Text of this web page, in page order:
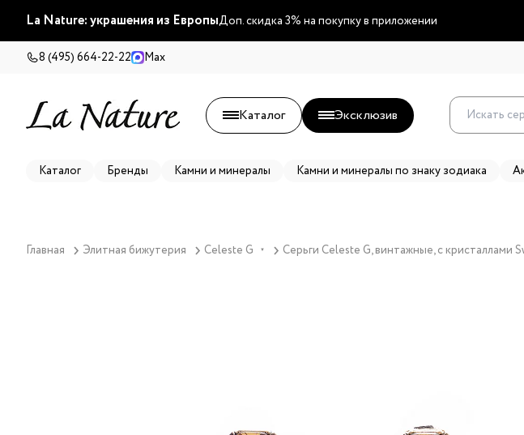
La Nature: украшения из ЕвропыДоп. скидка 3% на покупку в приложении
8 (495) 664-22-22 Max
Каталог Эксклюзив
Каталог Бренды Камни и минералы Камни и минералы по знаку зодиака
Главная Элитная бижутерия Celeste G ▼ Серьги Celeste G, винтажные, с кристаллами